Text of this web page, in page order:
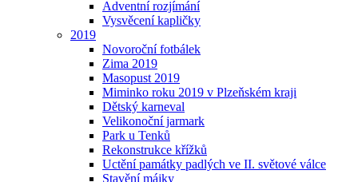
Adventní rozjímání
Vysvěcení kapličky
2019
Novoroční fotbálek
Zima 2019
Masopust 2019
Miminko roku 2019 v Plzeňském kraji
Dětský karneval
Velikonoční jarmark
Park u Tenků
Rekonstrukce křížků
Uctění památky padlých ve II. světové válce
Stavění májky